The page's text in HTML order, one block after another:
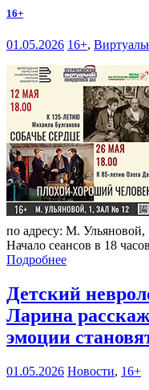
16+
01.05.2026 16+,
по адресу: М. Ульяновой,
Начало сеансов в 18
Подробнее
Детский
Ларина
эмоции
01.05.2026 Новости, 16+